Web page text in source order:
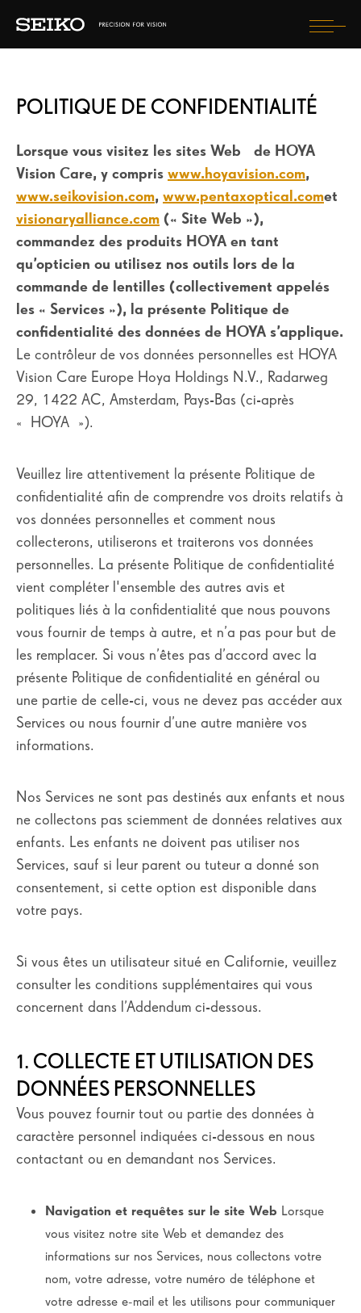
MES VERRES SEIKO
MON OPTICIEN SEIKO VISION SPECIALIST
LA MARQUE SEIKO
TROUVER UN OPTICIEN
ENREGISTREZ VOTRE ACHAT
SEIKO PRO
POLITIQUE DE CONFIDENTIALITÉ
Lorsque vous visitez les sites Web
de HOYA
Vision Care, y compris www.hoyavision.com,
www.seikovision.com, www.pentaxoptical.comet
visionaryalliance.com (« Site Web »),
commandez des produits HOYA en tant
qu’opticien ou utilisez nos outils lors de la
commande de lentilles (collectivement appelés
les « Services »), la présente Politique de
confidentialité des données de HOYA s’applique.
Le contrôleur de vos données personnelles est HOYA
Vision Care Europe Hoya Holdings N.V., Radarweg
29, 1422 AC, Amsterdam, Pays-Bas (ci-après
« HOYA »).
Veuillez lire attentivement la présente Politique de
confidentialité afin de comprendre vos droits relatifs à
vos données personnelles et comment nous
collecterons, utiliserons et traiterons vos données
personnelles. La présente Politique de confidentialité
vient compléter l'ensemble des autres avis et
politiques liés à la confidentialité que nous pouvons
vous fournir de temps à autre, et n’a pas pour but de
les remplacer. Si vous n’êtes pas d’accord avec la
présente Politique de confidentialité en général ou
une partie de celle-ci, vous ne devez pas accéder aux
Services ou nous fournir d’une autre manière vos
informations.
Nos Services ne sont pas destinés aux enfants et nous
ne collectons pas sciemment de données relatives aux
enfants. Les enfants ne doivent pas utiliser nos
Services, sauf si leur parent ou tuteur a donné son
consentement, si cette option est disponible dans
votre pays.
Si vous êtes un utilisateur situé en Californie, veuillez
consulter les conditions supplémentaires qui vous
concernent dans l’Addendum ci-dessous.
1. COLLECTE ET UTILISATION DES
DONNÉES PERSONNELLES
Vous pouvez fournir tout ou partie des données à
caractère personnel indiquées ci-dessous en nous
contactant ou en demandant nos Services.
Navigation et requêtes sur le site Web Lorsque
vous visitez notre site Web et demandez des
informations sur nos Services, nous collectons votre
nom, votre adresse, votre numéro de téléphone et
votre adresse e-mail et les utilisons pour communiquer